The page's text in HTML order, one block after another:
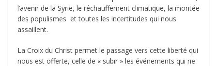
l’avenir de la Syrie, le réchauffement climatique, la montée
des populismes et toutes les incertitudes qui nous
assaillent.
La Croix du Christ permet le passage vers cette liberté qui
nous est offerte, celle de « subir » les événements qui ne